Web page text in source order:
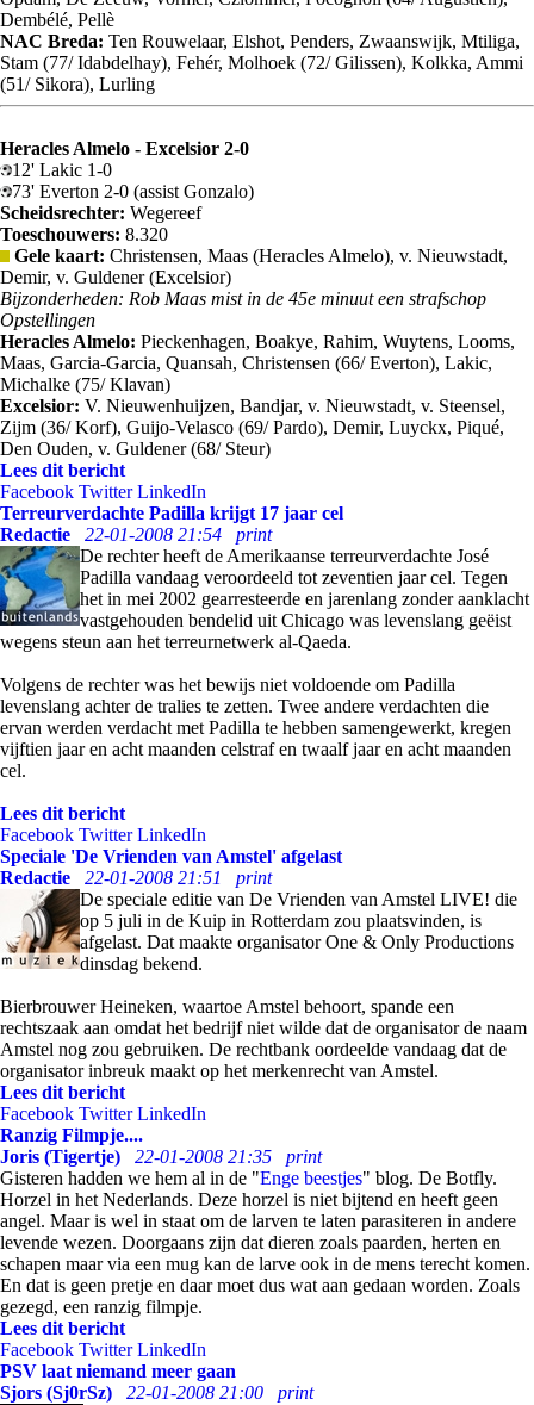
Dembélé, Pellè
NAC Breda: Ten Rouwelaar, Elshot, Penders, Zwaanswijk, Mtiliga,
Stam (77/ Idabdelhay), Fehér, Molhoek (72/ Gilissen), Kolkka, Ammi
(51/ Sikora), Lurling
Heracles Almelo - Excelsior 2-0
12' Lakic 1-0
73' Everton 2-0 (assist Gonzalo)
Scheidsrechter: Wegereef
Toeschouwers: 8.320
Gele kaart: Christensen, Maas (Heracles Almelo), v. Nieuwstadt,
Demir, v. Guldener (Excelsior)
Bijzonderheden: Rob Maas mist in de 45e minuut een strafschop
Opstellingen
Heracles Almelo: Pieckenhagen, Boakye, Rahim, Wuytens, Looms,
Maas, Garcia-Garcia, Quansah, Christensen (66/ Everton), Lakic,
Michalke (75/ Klavan)
Excelsior: V. Nieuwenhuijzen, Bandjar, v. Nieuwstadt, v. Steensel,
Zijm (36/ Korf), Guijo-Velasco (69/ Pardo), Demir, Luyckx, Piqué,
Den Ouden, v. Guldener (68/ Steur)
Lees dit bericht
Facebook Twitter LinkedIn
Terreurverdachte Padilla krijgt 17 jaar cel
Redactie
22-01-2008 21:54
print
De rechter heeft de Amerikaanse terreurverdachte José
Padilla vandaag veroordeeld tot zeventien jaar cel. Tegen
het in mei 2002 gearresteerde en jarenlang zonder aanklacht
vastgehouden bendelid uit Chicago was levenslang geëist
wegens steun aan het terreurnetwerk al-Qaeda.
Volgens de rechter was het bewijs niet voldoende om Padilla
levenslang achter de tralies te zetten. Twee andere verdachten die
ervan werden verdacht met Padilla te hebben samengewerkt, kregen
vijftien jaar en acht maanden celstraf en twaalf jaar en acht maanden
cel.
Lees dit bericht
Facebook Twitter LinkedIn
Speciale 'De Vrienden van Amstel' afgelast
Redactie
22-01-2008 21:51
print
De speciale editie van De Vrienden van Amstel LIVE! die
op 5 juli in de Kuip in Rotterdam zou plaatsvinden, is
afgelast. Dat maakte organisator One & Only Productions
dinsdag bekend.
Bierbrouwer Heineken, waartoe Amstel behoort, spande een
rechtszaak aan omdat het bedrijf niet wilde dat de organisator de naam
Amstel nog zou gebruiken. De rechtbank oordeelde vandaag dat de
organisator inbreuk maakt op het merkenrecht van Amstel.
Lees dit bericht
Facebook Twitter LinkedIn
Ranzig Filmpje....
Joris (Tigertje)
22-01-2008 21:35
print
Gisteren hadden we hem al in de "Enge beestjes" blog. De Botfly.
Horzel in het Nederlands. Deze horzel is niet bijtend en heeft geen
angel. Maar is wel in staat om de larven te laten parasiteren in andere
levende wezen. Doorgaans zijn dat dieren zoals paarden, herten en
schapen maar via een mug kan de larve ook in de mens terecht komen.
En dat is geen pretje en daar moet dus wat aan gedaan worden. Zoals
gezegd, een ranzig filmpje.
Lees dit bericht
Facebook Twitter LinkedIn
PSV laat niemand meer gaan
Sjors (Sj0rSz)
22-01-2008 21:00 print